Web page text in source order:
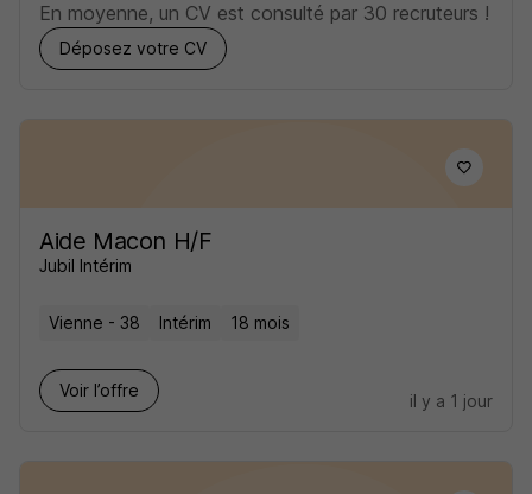
En moyenne, un CV est consulté par 30 recruteurs !
Déposez votre CV
Aide Macon H/F
Jubil Intérim
Vienne - 38 Intérim 18 mois
Voir l’offre
il y a 1 jour